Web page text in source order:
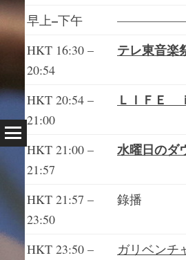
早上–下午
HKT 16:30 –
20:54
テレ東音楽
HKT 20:54 –
21:00
ＬＩＦＥ
HKT 21:00 –
21:57
水曜日のダ
HKT 21:57 –
23:50
錄播
HKT 23:50 –
ガリベンチ